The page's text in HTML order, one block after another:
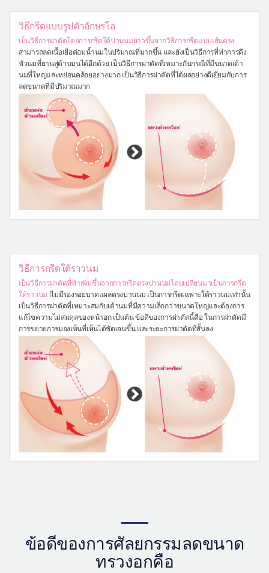
วิธีกรีดแบบรูปตัวอักษรโอ
เป็นวิธีการผ่าตัดโดยการกรีดใต้ปานนมยาวขึ้นจากวิธีการกรีดแบบเส้นตรง
สามารถลดเนื้อเยื่อต่อมน้ำนมในปริมาณที่มากขึ้น และยังเป็นวิธีการที่ทำการดึง
หัวนมที่ยานสู่ด้านบนได้อีกด้วย เป็นวิธีการผ่าตัดที่เหมาะกับกรณีที่มีขนาดเต้า
นมที่ใหญ่และหย่อนคล้อยอย่างมาก เป็นวิธีการผ่าตัดที่ได้ผลอย่างดีเยี่ยมกับการ
ลดขนาดที่มีปริมาณมาก
วิธีการกรีดใต้ราวนม
เป็นวิธีการผ่าตัดที่ทำเพิ่มขึ้นจากการกรีดตรงปานนมโดยเปลี่ยนมาเป็นการกรีด
ใต้ราวนม Iไม่มีร่องรอยบาดแผลตรงปานนม เป็นการกรีดเฉพาะใต้ราวนมเท่านั้น
เป็นวิธีการผ่าตัดที่เหมาะสมกับเต้านมที่มีความเล็กกว่าขนาดใหญ่และต้องการ
แก้ไขความไม่สมดุลของหน้าอก เป็นต้น ข้อดีของการผ่าตัดนี้คือ ในการผ่าตัดมี
การขยายการมองเห็นที่เห็นได้ชัดเจนขึ้น และระยะการผ่าตัดที่สั้นลง
ข้อดีของการศัลยกรรมลดขนาด
ทรวงอกคือ